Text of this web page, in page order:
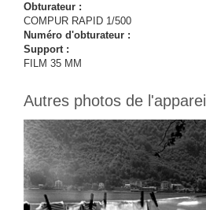
Obturateur :
COMPUR RAPID 1/500
Numéro d'obturateur :
Support :
FILM 35 MM
Autres photos de l'appareil